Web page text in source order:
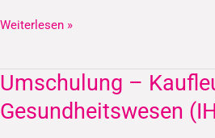
Weiterlesen »
Umschulung –
Gesundheitswesen
Umschulung
–
Kaufleute